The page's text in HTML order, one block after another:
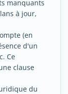
manquants
à jour,
(en
d'un
Ce
clause
du